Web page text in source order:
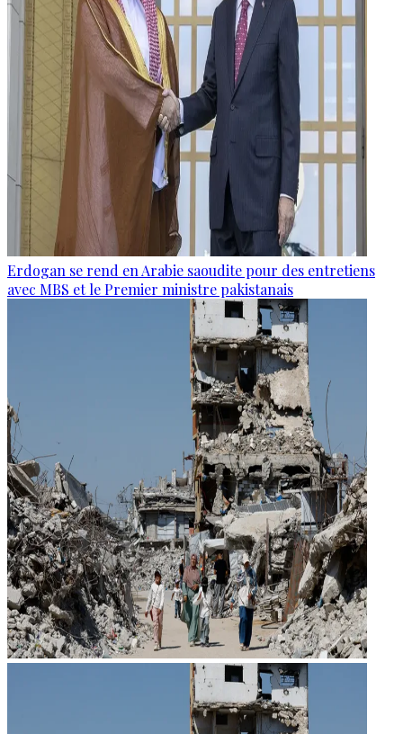
Erdogan se rend en Arabie saoudite pour des entretiens
avec MBS et le Premier ministre pakistanais